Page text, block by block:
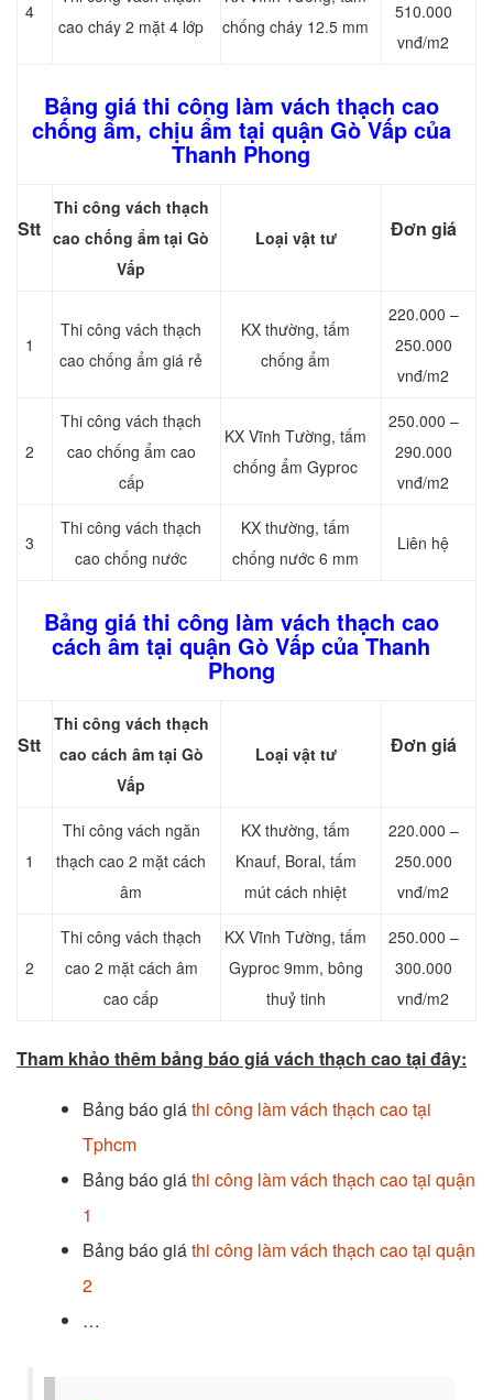
4
cao cháy 2 mặt 4 lớp
chống cháy 12.5 mm
510.000
vnđ/m2
Bảng giá thi công làm vách thạch cao
chống ẩm, chịu ẩm tại quận Gò Vấp của
Thanh Phong
Stt
Thi công vách thạch
cao chống ẩm tại Gò
Vấp
Loại vật tư Đơn giá
1
Thi công vách thạch
cao chống ẩm giá rẻ
KX thường, tấm
chống ẩm
220.000 –
250.000
vnđ/m2
2
Thi công vách thạch
cao chống ẩm cao
cấp
KX Vĩnh Tường, tấm
chống ẩm Gyproc
250.000 –
290.000
vnđ/m2
3
Thi công vách thạch
cao chống nước
KX thường, tấm
chống nước 6 mm
Liên hệ
Bảng giá thi công làm vách thạch cao
cách âm tại quận Gò Vấp của Thanh
Phong
Stt
Thi công vách thạch
cao cách âm tại Gò
Vấp
Loại vật tư Đơn giá
1
Thi công vách ngăn
thạch cao 2 mặt cách
âm
KX thường, tấm
Knauf, Boral, tấm
mút cách nhiệt
220.000 –
250.000
vnđ/m2
2
Thi công vách thạch
cao 2 mặt cách âm
cao cấp
KX Vĩnh Tường, tấm
Gyproc 9mm, bông
thuỷ tinh
250.000 –
300.000
vnđ/m2
Tham khảo thêm bảng báo giá vách thạch cao tại đây:
Bảng báo giáthi công làm vách thạch cao tại
Tphcm
Bảng báo giáthi công làm vách thạch cao tại quận
1
Bảng báo giáthi công làm vách thạch cao tại quận
2
…